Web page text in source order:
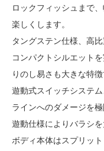
ロックフィッシュまで
楽しくします。
タングステン仕様、高
コンパクトシルエット
りのし易さも大きな特徴
遊動式スイッチシステ
ラインへのダメージを
遊動仕様によりバラシを
ボディ本体はスプリッ